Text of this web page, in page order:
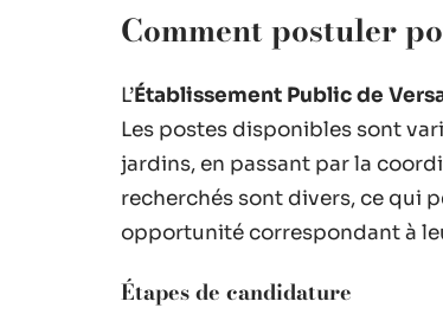
Comment postuler
L’Établissement Public de
Les postes disponibles sont
jardins, en passant par la
recherchés sont divers, ce qui
opportunité correspondant à
Étapes de candidature